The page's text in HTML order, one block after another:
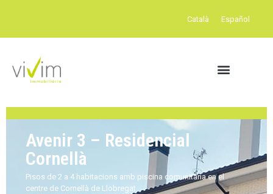
Català Español
Avenir 3 – Residencial
Cornellà
Pisos de 2 a 4 habitacions amb piscina comunitària en el
centre de Cornellà de Llobregat